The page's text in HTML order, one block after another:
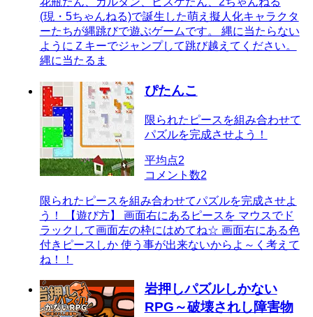
(現・5ちゃんねる)で誕生した萌え擬人化キャラクタ
ーたちが縄跳びで遊ぶゲームです。 縄に当たらない
ようにＺキーでジャンプして跳び越えてください。
縄に当たるま
ぴたんこ
限られたピースを組み合わせて
パズルを完成させよう！
平均点2
コメント数2
限られたピースを組み合わせてパズルを完成させよ
う！ 【遊び方】 画面右にあるピースを マウスでド
ラックして画面左の枠にはめてね☆ 画面右にある色
付きピースしか 使う事が出来ないからよ～く考えて
ね！！
岩押しパズルしかない
RPG～破壊されし障害物